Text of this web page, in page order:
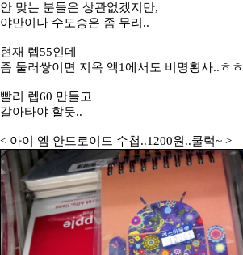
안 맞는 분들은 상관없겠지만,
야만이나 수도승은 좀 무리..
현재 렙55인데
좀 둘러쌓이면 지옥 액1에서도 비명횡사..ㅎㅎ
빨리 렙60 만들고
갈아타야 할듯..
< 아이 엠 안드로이드 수첩..1200원..쿨럭~ >